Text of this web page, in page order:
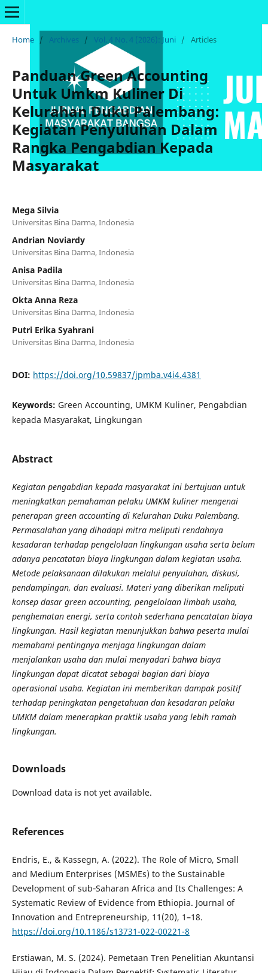
Home / Archives / Vol. 4 No. 4 (2026): Juni / Articles
Panduan Green Accounting
Untuk Umkm Kuliner Di
Kelurahan Duku Palembang:
Kegiatan Penyuluhan Dalam
Rangka Pengabdian Kepada
Masyarakat
Mega Silvia
Universitas Bina Darma, Indonesia
Andrian Noviardy
Universitas Bina Darma, Indonesia
Anisa Padila
Universitas Bina Darma, Indonesia
Okta Anna Reza
Universitas Bina Darma, Indonesia
Putri Erika Syahrani
Universitas Bina Darma, Indonesia
DOI: https://doi.org/10.59837/jpmba.v4i4.4381
Keywords: Green Accounting, UMKM Kuliner, Pengabdian
kepada Masyarakat, Lingkungan
Abstract
Kegiatan pengabdian kepada masyarakat ini bertujuan untuk
meningkatkan pemahaman pelaku UMKM kuliner mengenai
penerapan green accounting di Kelurahan Duku Palembang.
Permasalahan yang dihadapi mitra meliputi rendahnya
kesadaran terhadap pengelolaan lingkungan usaha serta belum
adanya pencatatan biaya lingkungan dalam kegiatan usaha.
Metode pelaksanaan dilakukan melalui penyuluhan, diskusi,
pendampingan, dan evaluasi. Materi yang diberikan meliputi
konsep dasar green accounting, pengelolaan limbah usaha,
penghematan energi, serta contoh sederhana pencatatan biaya
lingkungan. Hasil kegiatan menunjukkan bahwa peserta mulai
memahami pentingnya menjaga lingkungan dalam
menjalankan usaha dan mulai menyadari bahwa biaya
lingkungan dapat dicatat sebagai bagian dari biaya
operasional usaha. Kegiatan ini memberikan dampak positif
terhadap peningkatan pengetahuan dan kesadaran pelaku
UMKM dalam menerapkan praktik usaha yang lebih ramah
lingkungan.
Downloads
Download data is not yet available.
References
Endris, E., & Kassegn, A. (2022). The Role of Micro, Small
and Medium Enterprises (MSMEs) to the Sustainable
Development of sub‑Saharan Africa and Its Challenges: A
Systematic Review of Evidence from Ethiopia. Journal of
Innovation and Entrepreneurship, 11(20), 1–18.
https://doi.org/10.1186/s13731-022-00221-8
Erstiawan, M. S. (2024). Pemetaan Tren Penelitian Akuntansi